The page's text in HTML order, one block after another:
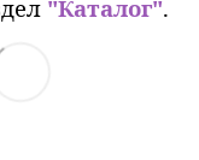
"Каталог".